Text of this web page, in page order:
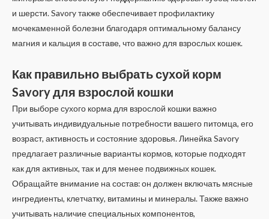
и шерсти. Savory также обеспечивает профилактику
мочекаменной болезни благодаря оптимальному балансу
магния и кальция в составе, что важно для взрослых кошек.
Как правильно выбрать сухой корм
Savory для взрослой кошки
При выборе сухого корма для взрослой кошки важно
учитывать индивидуальные потребности вашего питомца, его
возраст, активность и состояние здоровья. Линейка Savory
предлагает различные варианты кормов, которые подходят
как для активных, так и для менее подвижных кошек.
Обращайте внимание на состав: он должен включать мясные
ингредиенты, клетчатку, витамины и минералы. Также важно
учитывать наличие специальных компонентов,